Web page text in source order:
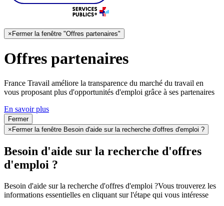
× Fermer la fenêtre "Offres partenaires"
Offres partenaires
France Travail améliore la transparence du marché du travail en
vous proposant plus d'opportunités d'emploi grâce à ses partenaires
En savoir plus
Fermer
× Fermer la fenêtre Besoin d'aide sur la recherche d'offres d'emploi ?
Besoin d'aide sur la recherche d'offres
d'emploi ?
Besoin d'aide sur la recherche d'offres d'emploi ?Vous trouverez les
informations essentielles en cliquant sur l'étape qui vous intéresse